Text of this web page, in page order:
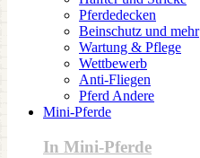
Pferdedecken
Beinschutz und mehr
Wartung & Pflege
Wettbewerb
Anti-Fliegen
Pferd Andere
Mini-Pferde
In Mini-Pferde